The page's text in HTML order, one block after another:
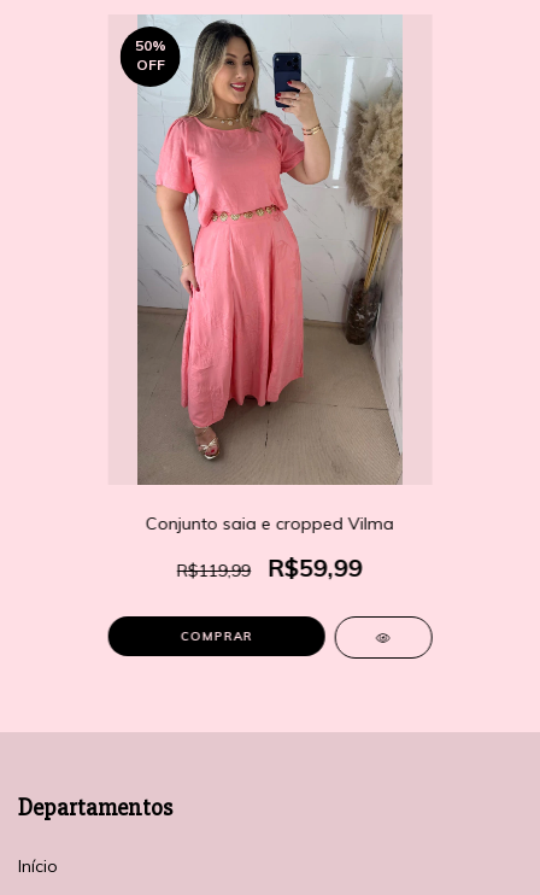
50%
OFF
Conjunto saia e cropped Vilma
R$119,99 R$59,99
COMPRAR
Departamentos
Início